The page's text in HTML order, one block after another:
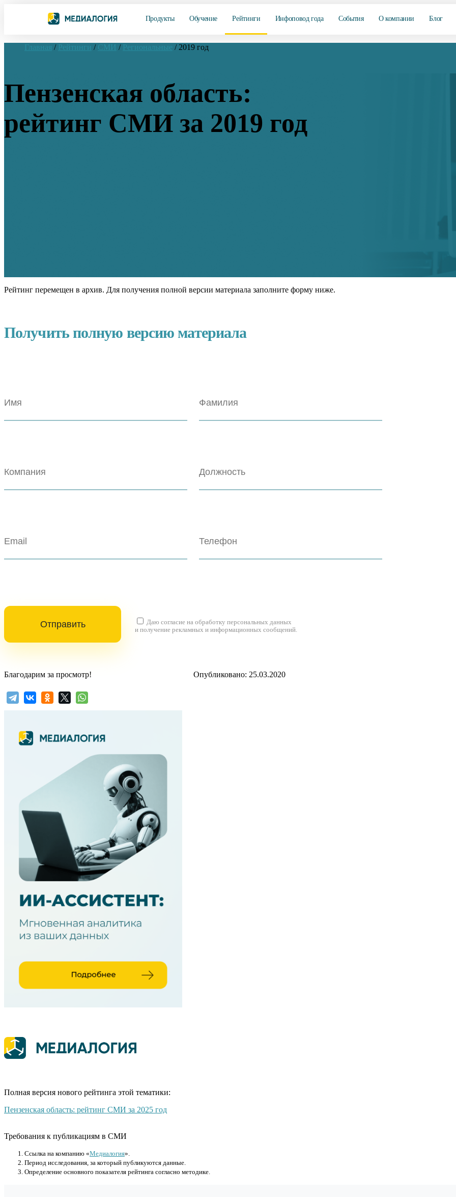
Продукты Обучение Рейтинги Инфоповод года События О компании Блог
Главная / Рейтинги / СМИ / Региональные / 2019 год
Пензенская область:
рейтинг СМИ за 2019 год
Рейтинг перемещен в архив. Для получения полной версии материала заполните форму ниже.
Получить полную версию материала
Даю согласие на обработку персональных данных
и получение рекламных и информационных сообщений.
Благодарим за просмотр! Опубликовано: 25.03.2020
Полная версия нового рейтинга этой тематики:
Пензенская область: рейтинг СМИ за 2025 год
Требования к публикациям в СМИ
Cсылка на компанию «Медиалогия».
Период исследования, за который публикуются данные.
Определение основного показателя рейтинга согласно методике.